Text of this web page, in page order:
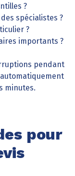
?
spécialistes ?
?
importants ?
pendant
minutes.
pour